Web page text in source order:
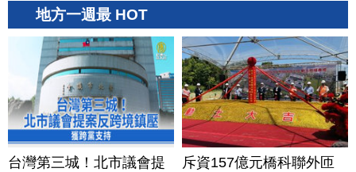
地方一週最 HOT
台灣第三城！北市議會提
斥資157億元橋科聯外匝